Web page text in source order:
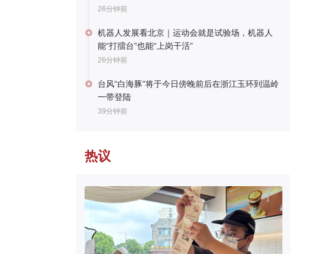
26分钟前
机器人发展看北京｜运动会就是试验场，机器人
能“打擂台”也能“上岗干活”
26分钟前
台风“白海豚”将于今日傍晚前后在浙江玉环到温岭
一带登陆
39分钟前
热议